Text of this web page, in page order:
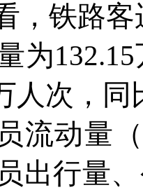
，铁路客
为
人次，同
流动量
出行量